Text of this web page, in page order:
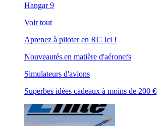
Hangar 9
Voir tout
Aprenez à piloter en RC Ici !
Nouveautés en matière d'aéronefs
Simulateurs d'avions
Superbes idées cadeaux à moins de 200 €